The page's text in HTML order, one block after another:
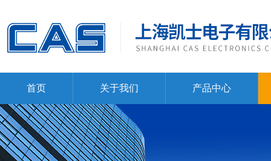
首页 关于我们 产品中心